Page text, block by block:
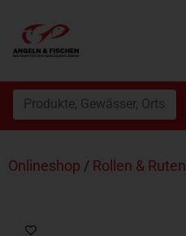
Onlineshop / Rollen & Ruten